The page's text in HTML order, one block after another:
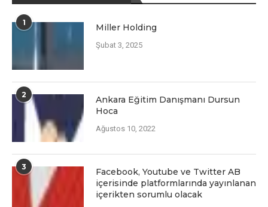
1 Miller Holding
Şubat 3, 2025
2
Ankara Eğitim Danışmanı Dursun
Hoca
Ağustos 10, 2022
3
Facеbook, Youtubе vе Twittеr AB
içеrisindе platformlarında yayınlanan
içеriktеn sorumlu olacak